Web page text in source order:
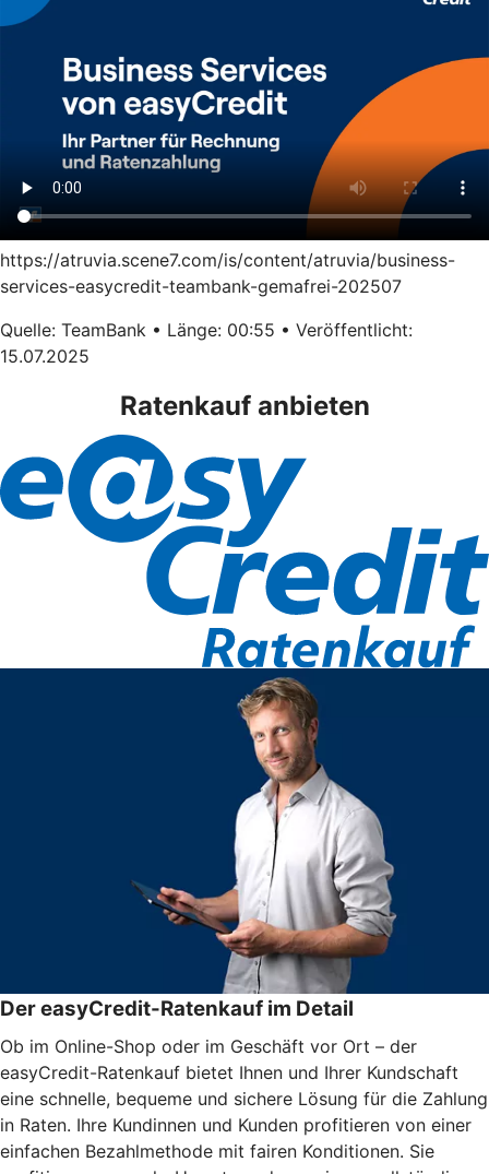
https://atruvia.scene7.com/is/content/atruvia/business-
services-easycredit-teambank-gemafrei-202507
Quelle: TeamBank • Länge: 00:55 • Veröffentlicht:
15.07.2025
Ratenkauf anbieten
Der easyCredit-Ratenkauf im Detail
Ob im Online-Shop oder im Geschäft vor Ort – der
easyCredit-Ratenkauf bietet Ihnen und Ihrer Kundschaft
eine schnelle, bequeme und sichere Lösung für die Zahlung
in Raten. Ihre Kundinnen und Kunden profitieren von einer
einfachen Bezahlmethode mit fairen Konditionen. Sie